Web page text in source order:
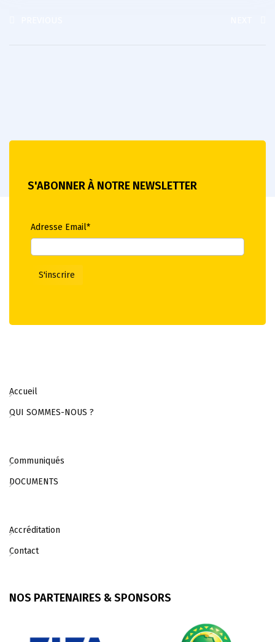
S'ABONNER À NOTRE NEWSLETTER
Adresse Email*
Accueil
QUI SOMMES-NOUS ?
Communiqués
DOCUMENTS
Accréditation
Contact
NOS PARTENAIRES & SPONSORS